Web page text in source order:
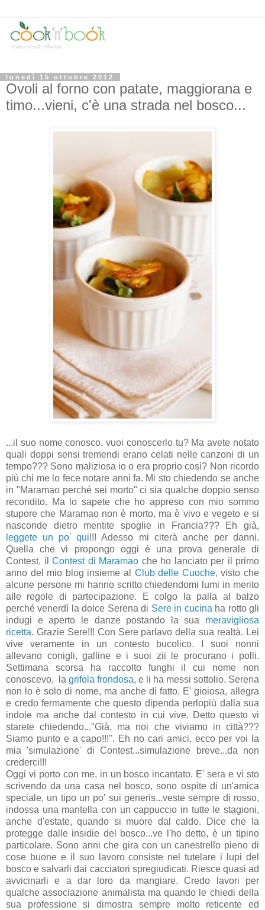
lunedì 15 ottobre 2012
Ovoli al forno con patate, maggiorana e
timo...vieni, c'è una strada nel bosco...
...il suo nome conosco, vuoi conoscerlo tu? Ma avete notato
quali doppi sensi tremendi erano celati nelle canzoni di un
tempo??? Sono maliziosa io o era proprio così? Non ricordo
più chi me lo fece notare anni fa. Mi sto chiedendo se anche
in "Maramao perché sei morto" ci sia qualche doppio senso
recondito. Ma lo sapete che ho appreso con mio sommo
stupore che Maramao non è morto, ma è vivo e vegeto e si
nasconde dietro mentite spoglie in Francia??? Eh già,
leggete un po' qui!!! Adesso mi citerà anche per danni.
Quella che vi propongo oggi è una prova generale di
Contest, il Contest di Maramao che ho lanciato per il primo
anno del mio blog insieme al Club delle Cuoche, visto che
alcune persone mi hanno scritto chiedendomi lumi in merito
alle regole di partecipazione. E colgo la palla al balzo
perché venerdì la dolce Serena di Sere in cucina ha rotto gli
indugi e aperto le danze postando la sua meravigliosa
ricetta. Grazie Sere!!! Con Sere parlavo della sua realtà. Lei
vive veramente in un contesto bucolico. I suoi nonni
allevano conigli, galline e i suoi zii le procurano i polli.
Settimana scorsa ha raccolto funghi il cui nome non
conoscevo, la grifola frondosa, e li ha messi sottolio. Serena
non lo è solo di nome, ma anche di fatto. E' gioiosa, allegra
e credo fermamente che questo dipenda perlopiù dalla sua
indole ma anche dal contesto in cui vive. Detto questo vi
starete chiedendo..."Già, ma noi che viviamo in città???
Siamo punto e a capo!!!". Eh no cari amici, ecco per voi la
mia 'simulazione' di Contest...simulazione breve...da non
crederci!!!
Oggi vi porto con me, in un bosco incantato. E' sera e vi sto
scrivendo da una casa nel bosco, sono ospite di un'amica
speciale, un tipo un po' sui generis...veste sempre di rosso,
indossa una mantella con un cappuccio in tutte le stagioni,
anche d'estate, quando si muore dal caldo. Dice che la
protegge dalle insidie del bosco...ve l'ho detto, è un tipino
particolare. Sono anni che gira con un canestrello pieno di
cose buone e il suo lavoro consiste nel tutelare i lupi del
bosco e salvarli dai cacciatori spregiudicati. Riesce quasi ad
avvicinarli e a dar loro da mangiare. Credo lavori per
qualche associazione animalista ma quando le chiedi della
sua professione si dimostra sempre molto reticente ed